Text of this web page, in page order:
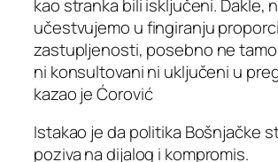
kao stranka bili isključeni. Dakle,
učestvujemo u fingiranju
zastupljenosti, posebno ne
ni konsultovani ni uključeni u
kazao je Ćorović
Istakao je da politika Bošnjačke
poziva na dijalog i kompromis.